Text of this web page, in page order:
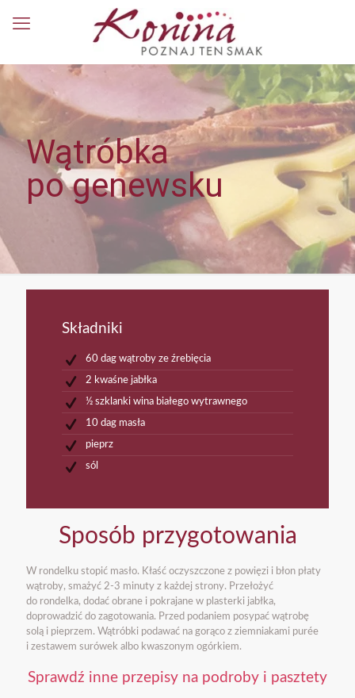
Wątróbka
po genewsku
Składniki
60 dag wątroby ze źrebięcia
2 kwaśne jabłka
½ szklanki wina białego wytrawnego
10 dag masła
pieprz
sól
Sposób przygotowania
W rondelku stopić masło. Kłaść oczyszczone z powięzi i błon płaty
wątroby, smażyć 2-3 minuty z każdej strony. Przełożyć
do rondelka, dodać obrane i pokrajane w plasterki jabłka,
doprowadzić do zagotowania. Przed podaniem posypać wątrobę
solą i pieprzem. Wątróbki podawać na gorąco z ziemniakami purée
i zestawem surówek albo kwaszonym ogórkiem.
Sprawdź inne przepisy na podroby i pasztety